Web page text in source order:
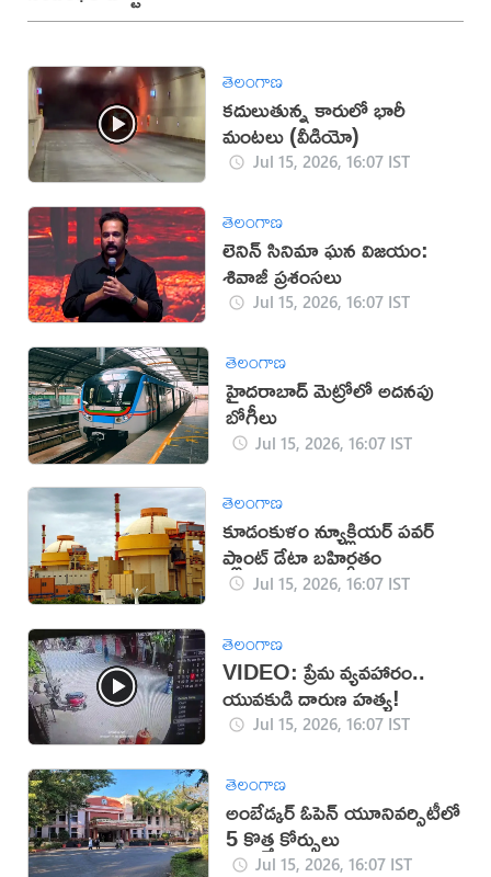
తెలంగాణ
కదులుతున్న కారులో భారీ
మంటలు (వీడియో)
Jul 15, 2026, 16:07 IST
తెలంగాణ
లెనిన్ సినిమా ఘన విజయం:
శివాజీ ప్రశంసలు
Jul 15, 2026, 16:07 IST
తెలంగాణ
హైదరాబాద్ మెట్రోలో అదనపు
బోగీలు
Jul 15, 2026, 16:07 IST
తెలంగాణ
కూడంకుళం న్యూక్లియర్ పవర్
ప్లాంట్ డేటా బహిర్గతం
Jul 15, 2026, 16:07 IST
తెలంగాణ
VIDEO: ప్రేమ వ్యవహారం..
యువకుడి దారుణ హత్య!
Jul 15, 2026, 16:07 IST
తెలంగాణ
అంబేడ్కర్‌ ఓపెన్‌ యూనివర్సిటీలో
5 కొత్త కోర్సులు
Jul 15, 2026, 16:07 IST